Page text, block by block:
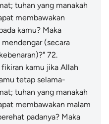
tuhan yang manakah
membawakan
kamu? Maka
mendengar (secara
72.
fikiran kamu jika Allah
tetap selama-
tuhan yang manakah
membawakan malam
padanya? Maka